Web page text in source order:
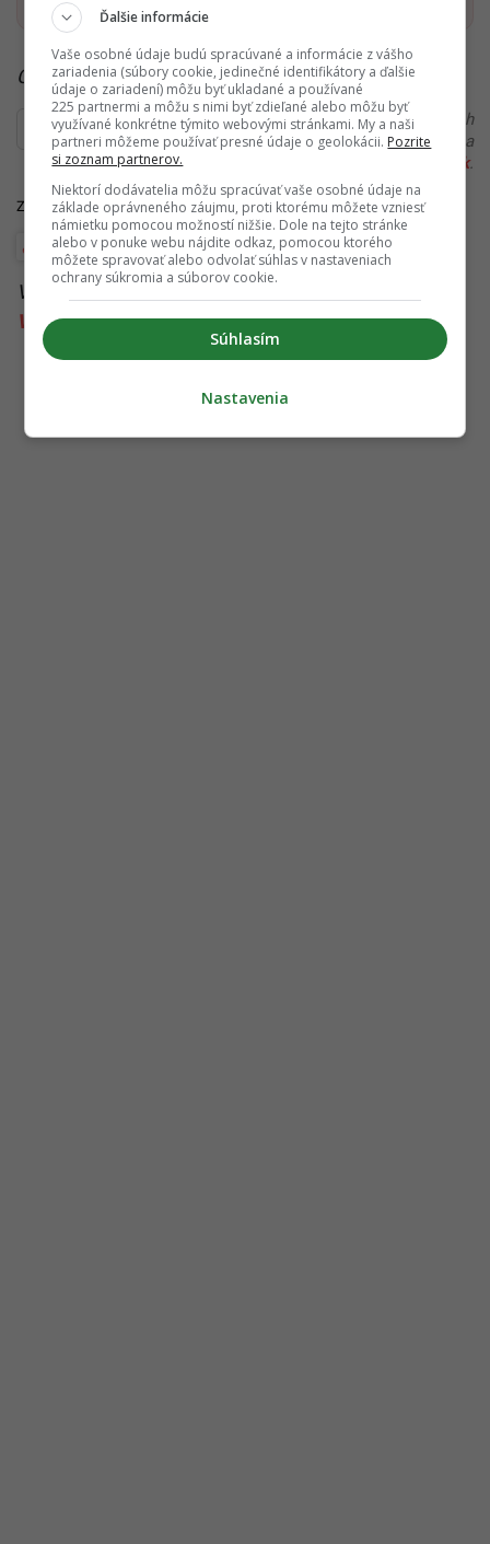
Čítaj viac z kategórie:Zahraničie
Ďakujeme, že čítaš Startitup. V prípade, že máš postreh
alebo si našiel v článku chybu, napíš nám na
redakcia@startitup.sk.
Zdroje:CNN,UNN,Politico
Rusko Vladimir Putin
Viac k téme:
Vladimir Putin,vojna na ukrajine
Ďalšie informácie
Vaše osobné údaje budú spracúvané a informácie z vášho
zariadenia (súbory cookie, jedinečné identifikátory a ďalšie
údaje o zariadení) môžu byť ukladané a používané
225 partnermi a môžu s nimi byť zdieľané alebo môžu byť
využívané konkrétne týmito webovými stránkami. My a naši
partneri môžeme používať presné údaje o geolokácii. Pozrite
si zoznam partnerov.
Niektorí dodávatelia môžu spracúvať vaše osobné údaje na
základe oprávneného záujmu, proti ktorému môžete vzniesť
námietku pomocou možností nižšie. Dole na tejto stránke
alebo v ponuke webu nájdite odkaz, pomocou ktorého
môžete spravovať alebo odvolať súhlas v nastaveniach
ochrany súkromia a súborov cookie.
Súhlasím
Nastavenia